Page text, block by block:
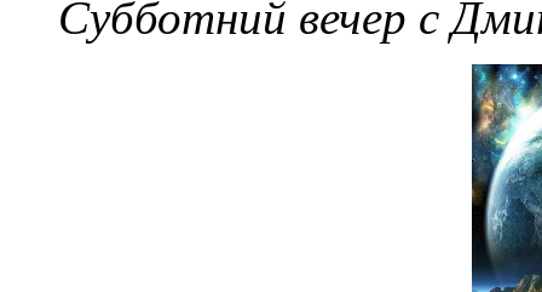
Субботний вечер с